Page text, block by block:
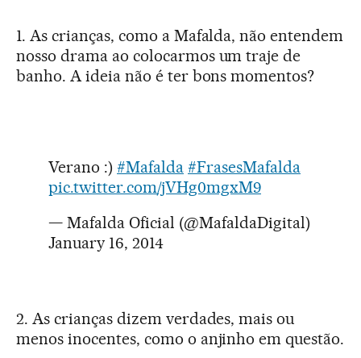
1. As crianças, como a Mafalda, não entendem
nosso drama ao colocarmos um traje de
banho. A ideia não é ter bons momentos?
Verano :) #Mafalda #FrasesMafalda
pic.twitter.com/jVHg0mgxM9
— Mafalda Oficial (@MafaldaDigital)
January 16, 2014
2. As crianças dizem verdades, mais ou
menos inocentes, como o anjinho em questão.